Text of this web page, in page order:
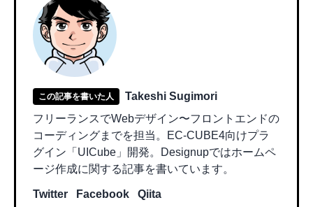
この記事を書いた人
Takeshi Sugimori
フリーランスでWebデザイン〜フロントエンドの
コーディングまでを担当。EC-CUBE4向けプラ
グイン「UICube」開発。Designupではホームペ
ージ作成に関する記事を書いています。
Twitter Facebook Qiita